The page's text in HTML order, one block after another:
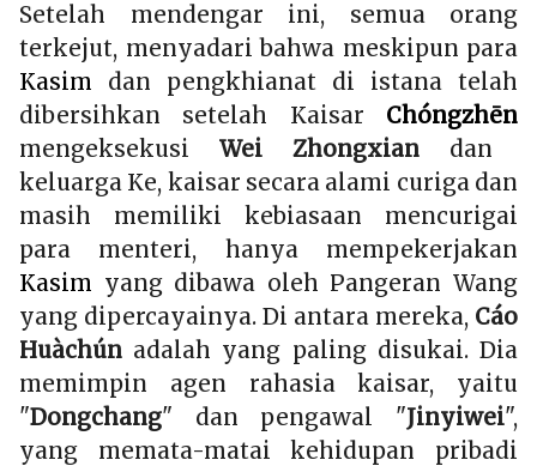
Setelah mendengar ini, semua orang
terkejut, menyadari bahwa meskipun para
Kasim dan pengkhianat di istana telah
dibersihkan setelah Kaisar Chóngzhēn
mengeksekusi Wei Zhongxian dan
keluarga Ke, kaisar secara alami curiga dan
masih memiliki kebiasaan mencurigai
para menteri, hanya mempekerjakan
Kasim yang dibawa oleh Pangeran Wang
yang dipercayainya. Di antara mereka, Cáo
Huàchún adalah yang paling disukai. Dia
memimpin agen rahasia kaisar, yaitu
"Dongchang" dan pengawal "Jinyiwei",
yang memata-matai kehidupan pribadi